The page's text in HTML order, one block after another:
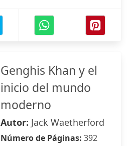
Genghis Khan y el
inicio del mundo
moderno
Autor: Jack Waetherford
Número de Páginas: 392